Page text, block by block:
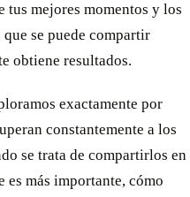
tus mejores momentos y los
se puede compartir
obtiene resultados.
exactamente por
constantemente a los
se trata de compartirlos en
es más importante, cómo